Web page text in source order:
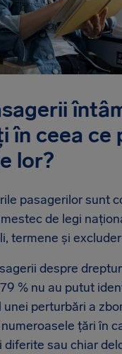
în ceea ce
lor?
pasagerilor sunt
de legi
termene și
despre
% nu au putut
perturbări a
țări în
diferite sau chiar